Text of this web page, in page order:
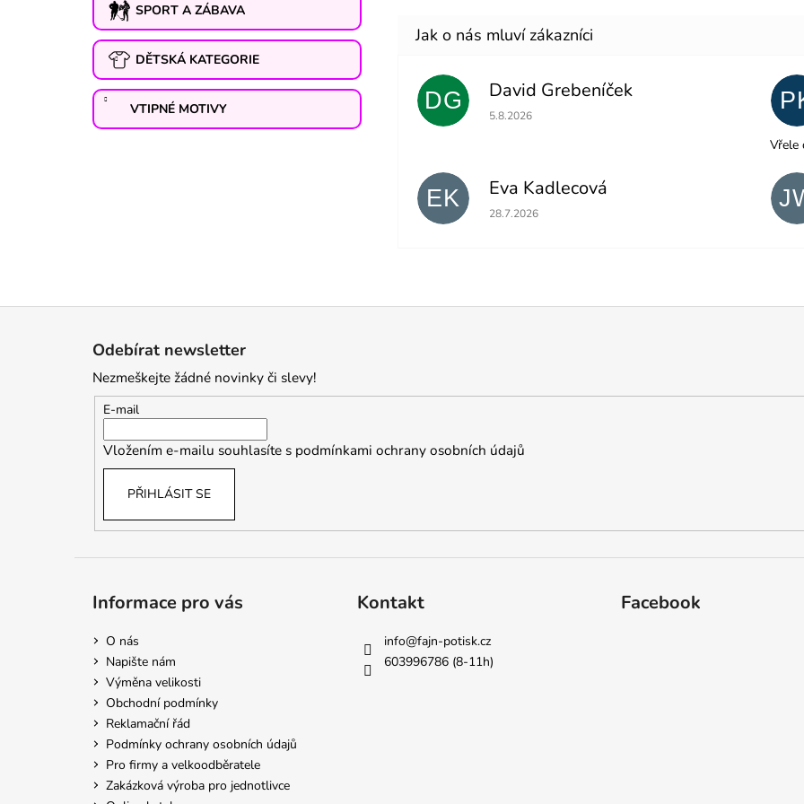
SPORT A ZÁBAVA
DĚTSKÁ KATEGORIE
VTIPNÉ MOTIVY DG David Grebeníček
Hodnocení obchodu je 5 z 5 hvězdiček.
5.8.2026
Vřele
EK Eva Kadlecová
Hodnocení obchodu je 5 z 5 hvězdiček.
28.7.2026
Odebírat newsletter
Nezmeškejte žádné novinky či slevy!
E-mail
Vložením e-mailu souhlasíte s podmínkami ochrany osobních údajů
PŘIHLÁSIT SE
Informace pro vás
O nás
Napište nám
Výměna velikosti
Obchodní podmínky
Reklamační řád
Podmínky ochrany osobních údajů
Pro firmy a velkoodběratele
Zakázková výroba pro jednotlivce
Kontakt
info@fajn-potisk.cz
603996786 (8-11h)
Facebook